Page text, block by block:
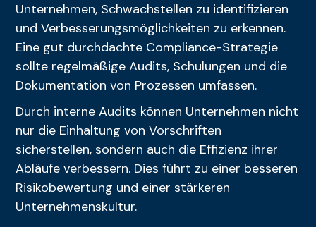
Unternehmen, Schwachstellen zu identifizieren
und Verbesserungsmöglichkeiten zu erkennen.
Eine gut durchdachte Compliance-Strategie
sollte regelmäßige Audits, Schulungen und die
Dokumentation von Prozessen umfassen.
Durch interne Audits können Unternehmen nicht
nur die Einhaltung von Vorschriften
sicherstellen, sondern auch die Effizienz ihrer
Abläufe verbessern. Dies führt zu einer besseren
Risikobewertung und einer stärkeren
Unternehmenskultur.